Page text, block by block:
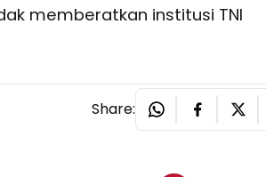
memberatkan institusi TNI
Share: